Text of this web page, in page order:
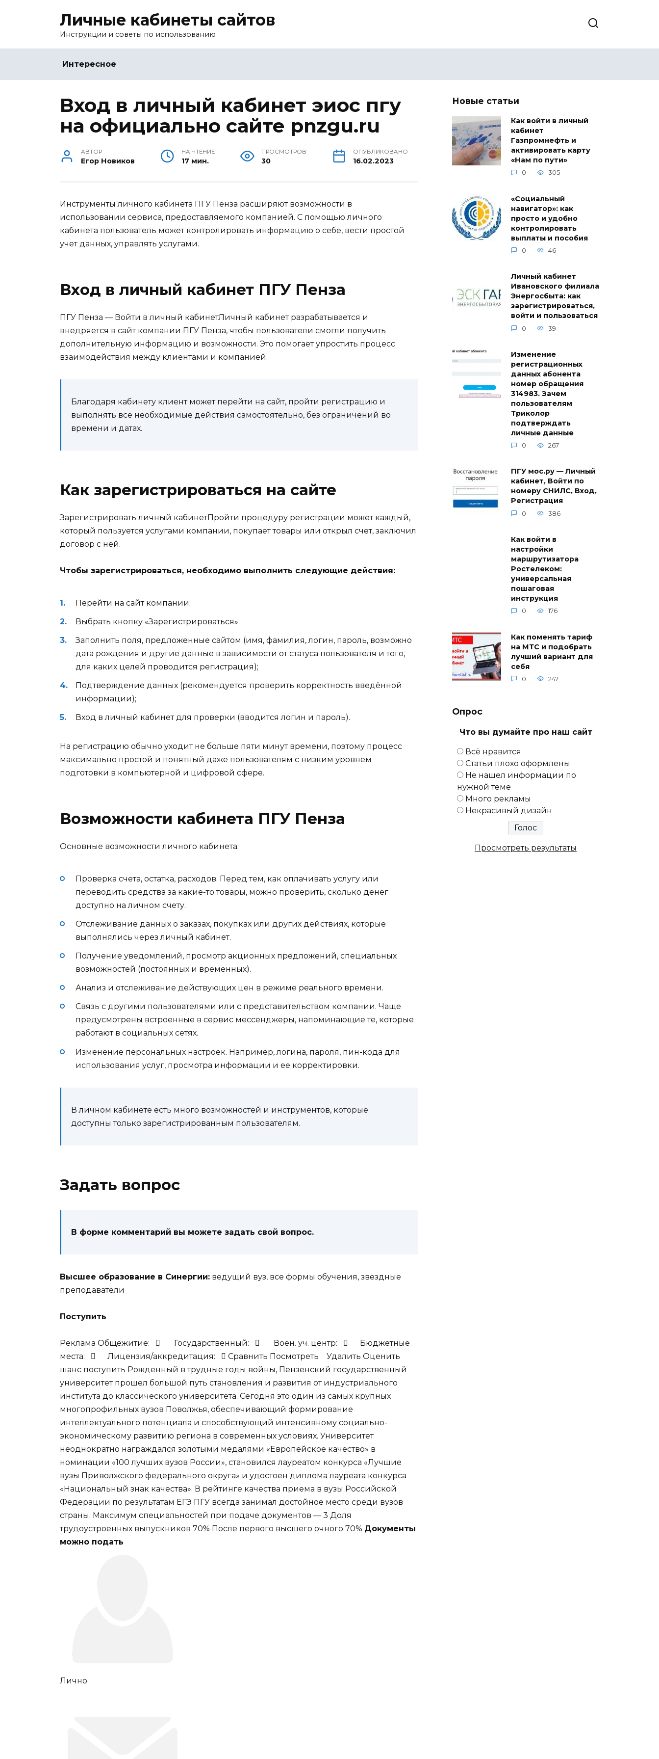
Личные кабинеты сайтов
Инструкции и советы по использованию
Интересное
Вход в личный кабинет эиос пгу
на официально сайте pnzgu.ru
АВТОР
Егор Новиков
НА ЧТЕНИЕ
17 мин.
ПРОСМОТРОВ
30
ОПУБЛИКОВАНО
16.02.2023
Инструменты личного кабинета ПГУ Пенза расширяют возможности в
использовании сервиса, предоставляемого компанией. С помощью личного
кабинета пользователь может контролировать информацию о себе, вести простой
учет данных, управлять услугами.
Вход в личный кабинет ПГУ Пенза
ПГУ Пенза — Войти в личный кабинетЛичный кабинет разрабатывается и
внедряется в сайт компании ПГУ Пенза, чтобы пользователи смогли получить
дополнительную информацию и возможности. Это помогает упростить процесс
взаимодействия между клиентами и компанией.
Благодаря кабинету клиент может перейти на сайт, пройти регистрацию и
выполнять все необходимые действия самостоятельно, без ограничений во
времени и датах.
Как зарегистрироваться на сайте
Зарегистрировать личный кабинетПройти процедуру регистрации может каждый,
который пользуется услугами компании, покупает товары или открыл счет, заключил
договор с ней.
Чтобы зарегистрироваться, необходимо выполнить следующие действия:
Перейти на сайт компании;
Выбрать кнопку «Зарегистрироваться»
Заполнить поля, предложенные сайтом (имя, фамилия, логин, пароль, возможно
дата рождения и другие данные в зависимости от статуса пользователя и того,
для каких целей проводится регистрация);
Подтверждение данных (рекомендуется проверить корректность введённой
информации);
Вход в личный кабинет для проверки (вводится логин и пароль).
На регистрацию обычно уходит не больше пяти минут времени, поэтому процесс
максимально простой и понятный даже пользователям с низким уровнем
подготовки в компьютерной и цифровой сфере.
Возможности кабинета ПГУ Пенза
Основные возможности личного кабинета:
Проверка счета, остатка, расходов. Перед тем, как оплачивать услугу или
переводить средства за какие-то товары, можно проверить, сколько денег
доступно на личном счету.
Отслеживание данных о заказах, покупках или других действиях, которые
выполнялись через личный кабинет.
Получение уведомлений, просмотр акционных предложений, специальных
возможностей (постоянных и временных).
Анализ и отслеживание действующих цен в режиме реального времени.
Связь с другими пользователями или с представительством компании. Чаще
предусмотрены встроенные в сервис мессенджеры, напоминающие те, которые
работают в социальных сетях.
Изменение персональных настроек. Например, логина, пароля, пин-кода для
использования услуг, просмотра информации и ее корректировки.
В личном кабинете есть много возможностей и инструментов, которые
доступны только зарегистрированным пользователям.
Задать вопрос
В форме комментарий вы можете задать свой вопрос.
Высшее образование в Синергии: ведущий вуз, все формы обучения, звездные
преподаватели
Поступить
Реклама Общежитие:  Государственный:  Воен. уч. центр: 
Бюджетные
места:  Лицензия/аккредитация:  Сравнить Посмотреть Удалить Оценить
шанс поступить Рожденный в трудные годы войны, Пензенский государственный
университет прошел большой путь становления и развития от индустриального
института до классического университета. Сегодня это один из самых крупных
многопрофильных вузов Поволжья, обеспечивающий формирование
интеллектуального потенциала и способствующий интенсивному социально-
экономическому развитию региона в современных условиях. Университет
неоднократно награждался золотыми медалями «Европейское качество» в
номинации «100 лучших вузов России», становился лауреатом конкурса «Лучшие
вузы Приволжского федерального округа» и удостоен диплома лауреата конкурса
«Национальный знак качества». В рейтинге качества приема в вузы Российской
Федерации по результатам ЕГЭ ПГУ всегда занимал достойное место среди вузов
страны. Максимум специальностей при подаче документов — 3 Доля
трудоустроенных выпускников 70% После первого высшего очного 70% Документы
можно подать
Лично
Новые статьи
Как войти в личный
кабинет
Газпромнефть и
активировать карту
«Нам по пути»
0 305
«Социальный
навигатор»: как
просто и удобно
контролировать
выплаты и пособия
0 46
Личный кабинет
Ивановского филиала
Энергосбыта: как
зарегистрироваться,
войти и пользоваться
0 39
Изменение
регистрационных
данных абонента
номер обращения
314983. Зачем
пользователям
Триколор
подтверждать
личные данные
0 267
ПГУ мос.ру — Личный
кабинет, Войти по
номеру СНИЛС, Вход,
Регистрация
0 386
Как войти в
настройки
маршрутизатора
Ростелеком:
универсальная
пошаговая
инструкция
0 176
Как поменять тариф
на МТС и подобрать
лучший вариант для
себя
0 247
Опрос
Что вы думайте про наш сайт
Всё нравится
Статьи плохо оформлены
Не нашел информации по
нужной теме
Много рекламы
Некрасивый дизайн
Просмотреть результаты